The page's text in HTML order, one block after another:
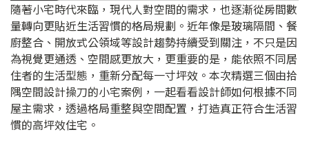
隨著小宅時代來臨，現代人對空間的需求，也逐漸從房間數
量轉向更貼近生活習慣的格局規劃。近年像是玻璃隔間、餐
廚整合、開放式公領域等設計趨勢持續受到關注，不只是因
為視覺更通透、空間感更放大，更重要的是，能依照不同居
住者的生活型態，重新分配每一寸坪效。本次精選三個由拾
隅空間設計操刀的小宅案例，一起看看設計師如何根據不同
屋主需求，透過格局重整與空間配置，打造真正符合生活習
慣的高坪效住宅。